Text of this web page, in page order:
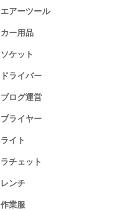
エアーツール
カー用品
ソケット
ドライバー
ブログ運営
プライヤー
ライト
ラチェット
レンチ
作業服